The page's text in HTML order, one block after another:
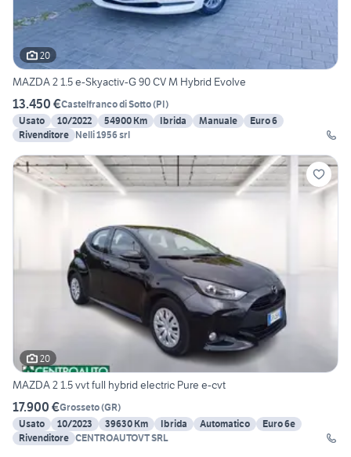
20
MAZDA 2 1.5 e-Skyactiv-G 90 CV M Hybrid Evolve
13.450 €Castelfranco di Sotto(PI)
Usato
10/2022 54900 Km Ibrida Manuale
Euro 6
Rivenditore Nelli 1956 srl
20
MAZDA 2 1.5 vvt full hybrid electric Pure e-cvt
17.900 €Grosseto(GR)
Usato
10/2023 39630 Km Ibrida Automatico
Euro 6e
Rivenditore CENTROAUTOVT SRL